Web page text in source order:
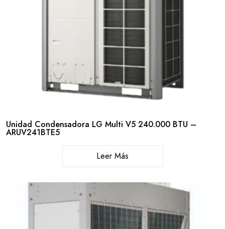
Unidad Condensadora LG Multi V5 240.000 BTU –
ARUV241BTE5
Leer Más